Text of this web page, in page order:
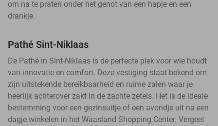
om na te praten onder het genot van een hapje en een
drankje.
Pathé Sint-Niklaas
De Pathé in Sint-Niklaas is de perfecte plek voor wie houdt
van innovatie en comfort. Deze vestiging staat bekend om
zijn uitstekende bereikbaarheid en ruime zalen waar je
heerlijk achterover zakt in de zachte zetels. Het is de ideale
bestemming voor een gezinsuitje of een avondje uit na een
dagje winkelen in het Waasland Shopping Center. Vergeet